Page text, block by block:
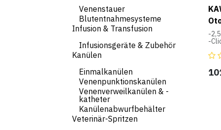
Venenstauer
Blutentnahmesysteme
Infusion & Transfusion
Infusionsgeräte & Zubehör
Kanülen
Einmalkanülen
Venenpunktionskanülen
Venenverweilkanülen & -
katheter
Kanülenabwurfbehälter
Veterinär-Spritzen
zu
3
-
-
-
•
-
-
-2-
-
-
-3